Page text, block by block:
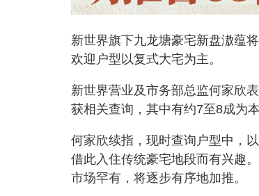
新世界旗下九龙塘豪宅新盘滶蕴
欢迎户型以复式大宅为主。
新世界营业及市务部总监何家欣
获相关查询，其中有约7至8成为
何家欣续指，现时查询户型中，
借此入住传统豪宅地段而有兴趣
市场罕有，将逐步有序地加推。